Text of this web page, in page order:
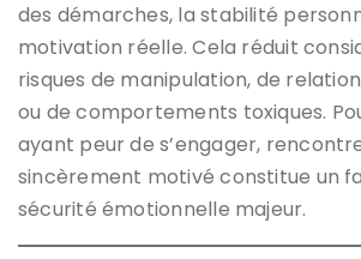
des démarches, la stabilité
motivation réelle. Cela réduit
risques de manipulation, de
ou de comportements toxiques.
ayant peur de s’engager,
sincèrement motivé constitue un
sécurité émotionnelle majeur.